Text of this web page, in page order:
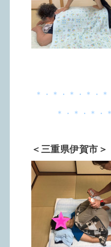
＊・＊・＊・＊・
＊・＊・＊・
＜三重県伊賀市＞